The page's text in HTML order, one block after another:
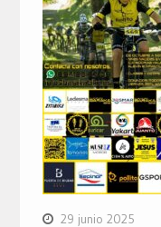
29 junio 2025